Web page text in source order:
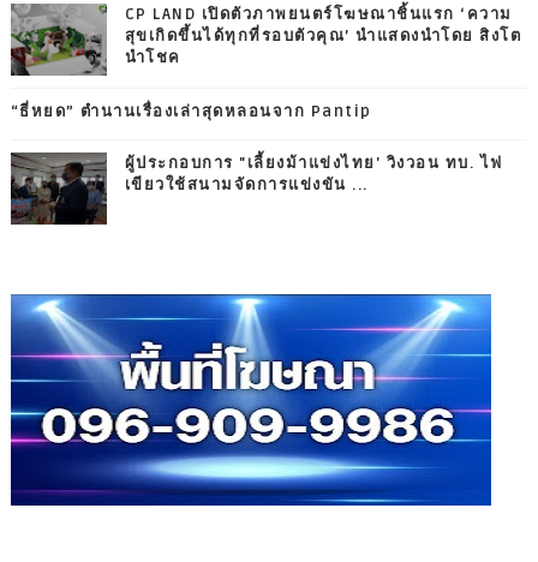
CP LAND เปิดตัวภาพยนตร์โฆษณาชิ้นแรก ‘ความ
สุขเกิดขึ้นได้ทุกที่รอบตัวคุณ’ นำแสดงนำโดย สิงโต
นำโชค
“ธี่หยด” ตำนานเรื่องเล่าสุดหลอนจาก Pantip
ผู้ประกอบการ "เลี้ยงม้าแข่งไทย' วิงวอน ทบ. ไฟ
เขียวใช้สนามจัดการแข่งขัน ...